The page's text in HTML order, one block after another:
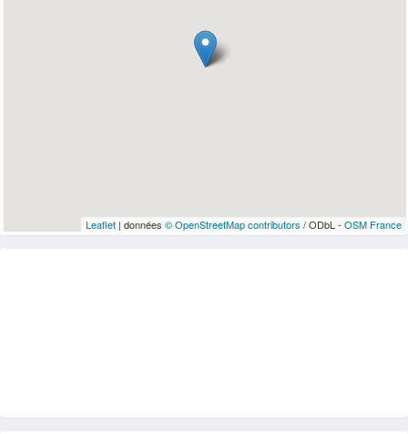
Leaflet| données © OpenStreetMap contributors / ODbL - OSM France